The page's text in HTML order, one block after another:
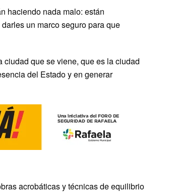
haciendo nada malo: están
un marco seguro para que
ciudad que se viene, que es la ciudad
del Estado y en generar
acrobáticas y técnicas de equilibrio